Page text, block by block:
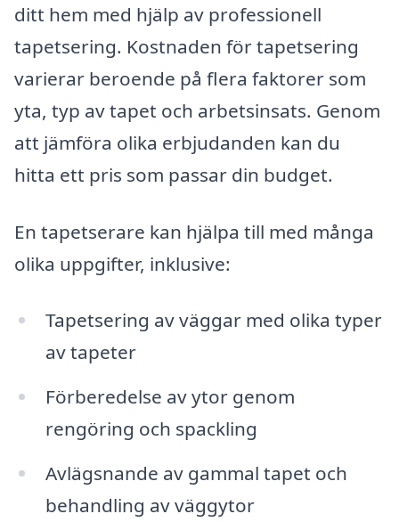
ditt hem med hjälp av professionell
tapetsering. Kostnaden för tapetsering
varierar beroende på flera faktorer som
yta, typ av tapet och arbetsinsats. Genom
att jämföra olika erbjudanden kan du
hitta ett pris som passar din budget.
En tapetserare kan hjälpa till med många
olika uppgifter, inklusive:
Tapetsering av väggar med olika typer
av tapeter
Förberedelse av ytor genom
rengöring och spackling
Avlägsnande av gammal tapet och
behandling av väggytor